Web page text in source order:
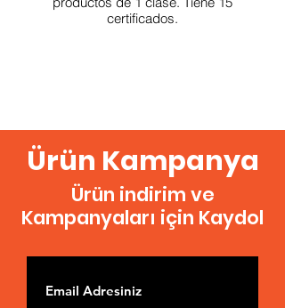
certificados.
Ürün Kampanya
Ürün indirim ve
Kampanyaları için Kaydol